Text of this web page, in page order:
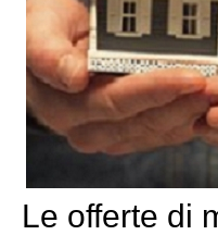
Le offerte di